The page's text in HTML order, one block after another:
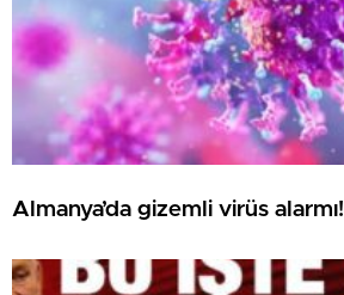
Almanya’da gizemli virüs alarmı!